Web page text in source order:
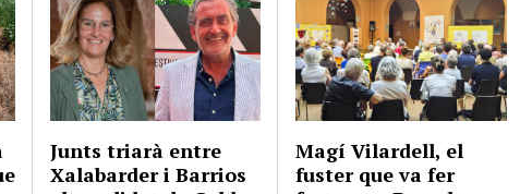
Junts triarà entre
Xalabarder i Barrios
Magí Vilardell, el
fuster que va fer